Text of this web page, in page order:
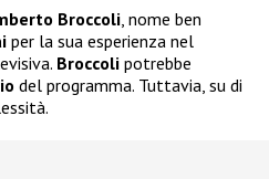
Broccoli, nome ben
per la sua esperienza nel
Broccoli potrebbe
del programma. Tuttavia, su di